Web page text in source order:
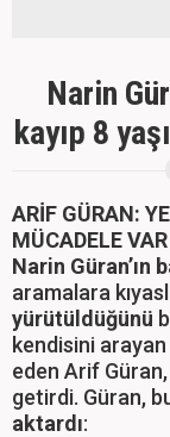
Narin
kayıp 8
ARİF GÜRAN:
MÜCADELE VAR
Narin Güran’ın
aramalara
yürütüldüğünü
kendisini
eden Arif Güran,
getirdi. Güran,
aktardı: